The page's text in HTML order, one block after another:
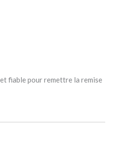
fiable pour remettre la remise